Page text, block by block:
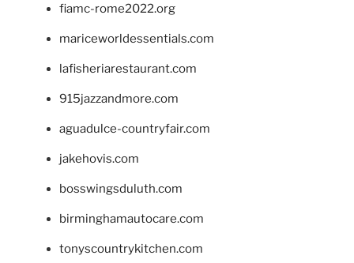
fiamc-rome2022.org
mariceworldessentials.com
lafisheriarestaurant.com
915jazzandmore.com
aguadulce-countryfair.com
jakehovis.com
bosswingsduluth.com
birminghamautocare.com
tonyscountrykitchen.com